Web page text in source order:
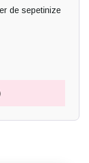
de sepetinize